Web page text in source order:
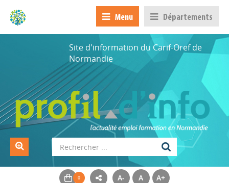
Menu Départements
Site d'information du Carif-Oref de
Normandie
A- A A+